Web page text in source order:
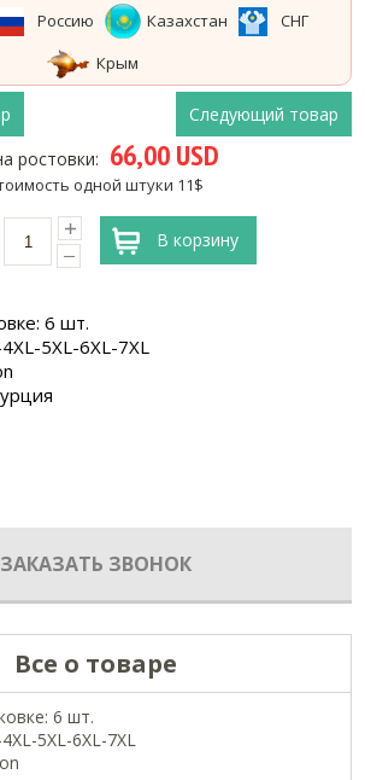
Россию Казахстан
СНГ
Крым
Следующий товар
ростовки: 66,00 USD
одной штуки 11$
В корзину
6 шт.
5XL-6XL-7XL
ЗАКАЗАТЬ ЗВОНОК
Все о товаре
6 шт.
5XL-6XL-7XL